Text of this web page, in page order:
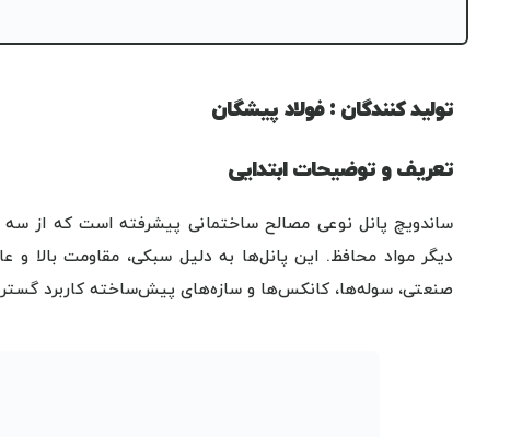
تولید کنندگان : فولاد پیشگان
تعریف و توضیحات ابتدایی
ساندویچ پانل نوعی مصالح ساختمانی پیشرفته است که از
دیگر مواد محافظ. این پانل‌ها به دلیل سبکی، مقاومت بالا
صنعتی، سوله‌ها، کانکس‌ها و سازه‌های پیش‌ساخته کاربرد